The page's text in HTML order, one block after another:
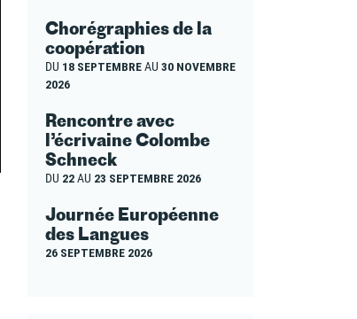
Chorégraphies de la
coopération
DU 18 SEPTEMBREAU 30 NOVEMBRE
2026
Rencontre avec
l’écrivaine Colombe
Schneck
DU 22AU 23 SEPTEMBRE 2026
Journée Européenne
des Langues
26 SEPTEMBRE 2026